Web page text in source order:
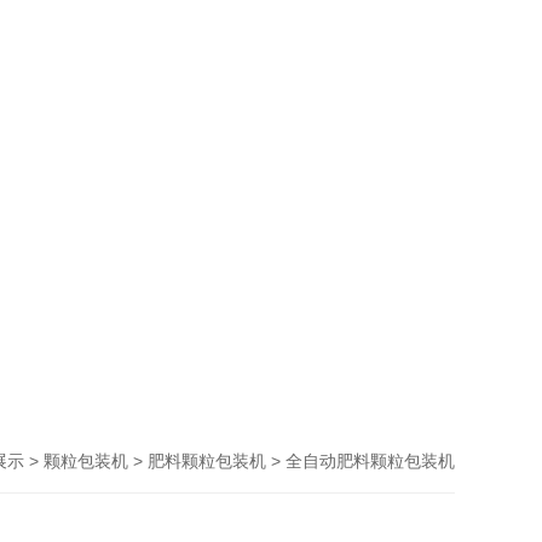
示 > 颗粒包装机 > 肥料颗粒包装机 > 全自动肥料颗粒包装机